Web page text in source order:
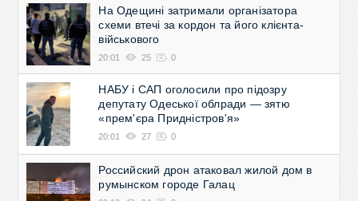
На Одещині затримали організатора
схеми втечі за кордон та його клієнта-
військового
20:01 25 0
НАБУ і САП оголосили про підозру
депутату Одеської облради — зятю
«прем'єра Придністров'я»
20:01 27 0
Российский дрон атаковал жилой дом в
румынском городе Галац